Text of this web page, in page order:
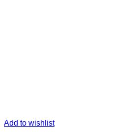
Add to wishlist